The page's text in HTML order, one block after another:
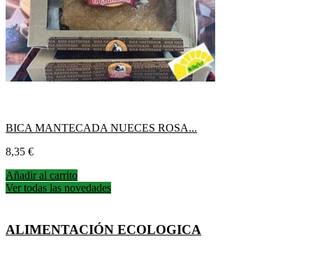
BICA MANTECADA NUECES ROSA...
Precio
8,35 €
Añadir al carrito
Ver todas las novedades
ALIMENTACIÓN ECOLOGICA